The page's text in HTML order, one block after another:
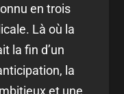
en trois
Là où la
la fin d’un
la
et une